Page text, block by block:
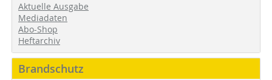
Aktuelle Ausgabe
Mediadaten
Abo-Shop
Heftarchiv
Brandschutz